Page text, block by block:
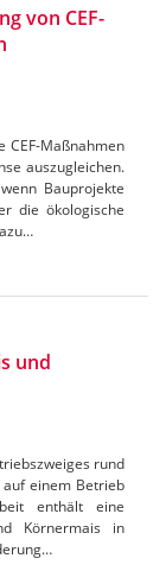
von CEF-
Maßnahmen
auszugleichen.
Bauprojekte
die ökologische
und
rund
einem Betrieb
enthält eine
Körnermais in